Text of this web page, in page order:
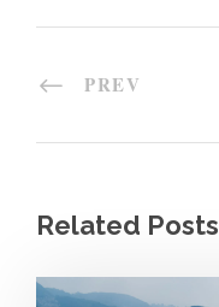
PREV
Related Posts